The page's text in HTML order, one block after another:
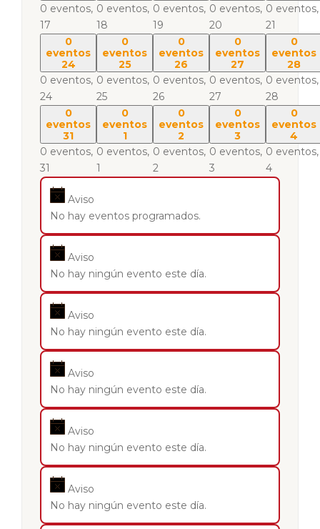
0 eventos,
17
0 eventos,
18
0 eventos,
19
0 eventos,
20
0 eventos,
21
0
eventos
24
0 eventos,
24
0
eventos
25
0 eventos,
25
0
eventos
26
0 eventos,
26
0
eventos
27
0 eventos,
27
0
eventos
28
0 eventos,
28
0
eventos
31
0 eventos,
31
0
eventos
1
0 eventos,
1
0
eventos
2
0 eventos,
2
0
eventos
3
0 eventos,
3
0
eventos
4
0 eventos,
4
Aviso
No hay eventos programados.
Aviso
No hay ningún evento este día.
Aviso
No hay ningún evento este día.
Aviso
No hay ningún evento este día.
Aviso
No hay ningún evento este día.
Aviso
No hay ningún evento este día.